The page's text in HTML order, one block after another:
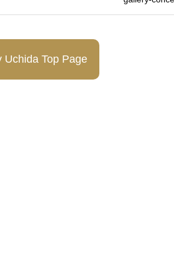
Uchida Top Page